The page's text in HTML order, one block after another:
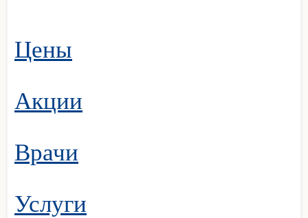
Цены
Акции
Врачи
Услуги